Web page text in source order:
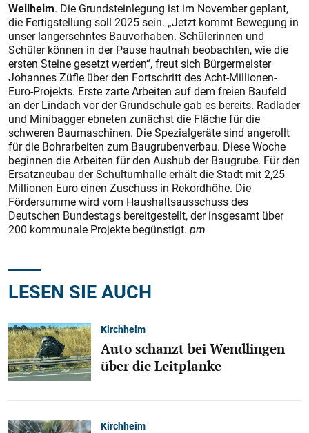
Weilheim. Die Grundsteinlegung ist im November geplant,
die Fertigstellung soll 2025 sein. „Jetzt kommt Bewegung in
unser langersehntes Bauvorhaben. Schülerinnen und
Schüler können in der Pause hautnah beobachten, wie die
ersten Steine gesetzt werden“, freut sich Bürgermeister
Johannes Züfle über den Fortschritt des Acht-Millionen-
Euro-Projekts. Erste zarte Arbeiten auf dem freien Baufeld
an der Lindach vor der Grundschule gab es bereits. Radlader
und Minibagger ebneten zunächst die Fläche für die
schweren Baumaschinen. Die Spezialgeräte sind angerollt
für die Bohrarbeiten zum Baugrubenverbau. Diese Woche
beginnen die Arbeiten für den Aushub der Baugrube. Für den
Ersatzneubau der Schulturnhalle erhält die Stadt mit 2,25
Millionen Euro einen Zuschuss in Rekordhöhe. Die
Fördersumme wird vom Haushaltsausschuss des
Deutschen Bundestags bereitgestellt, der insgesamt über
200 kommunale Projekte begüns­tigt. pm
LESEN SIE AUCH
Kirchheim
Auto schanzt bei Wendlingen
über die Leitplanke
Kirchheim